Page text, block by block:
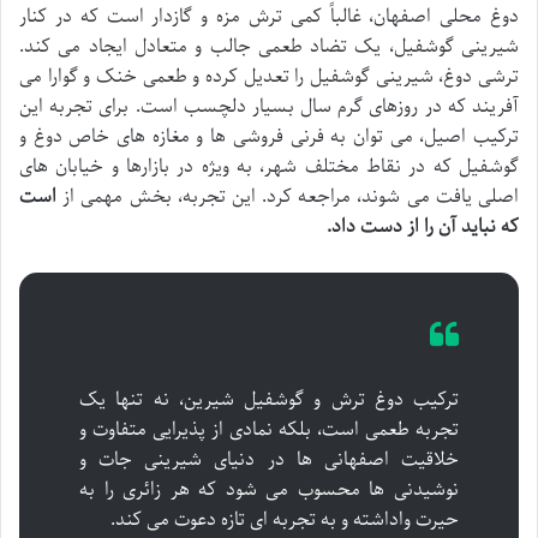
دوغ محلی اصفهان، غالباً کمی ترش مزه و گازدار است که در کنار
شیرینی گوشفیل، یک تضاد طعمی جالب و متعادل ایجاد می کند.
ترشی دوغ، شیرینی گوشفیل را تعدیل کرده و طعمی خنک و گوارا می
آفریند که در روزهای گرم سال بسیار دلچسب است. برای تجربه این
ترکیب اصیل، می توان به فرنی فروشی ها و مغازه های خاص دوغ و
گوشفیل که در نقاط مختلف شهر، به ویژه در بازارها و خیابان های
اصلی یافت می شوند، مراجعه کرد. این تجربه، بخش مهمی از است
که نباید آن را از دست داد.
ترکیب دوغ ترش و گوشفیل شیرین، نه تنها یک
تجربه طعمی است، بلکه نمادی از پذیرایی متفاوت و
خلاقیت اصفهانی ها در دنیای شیرینی جات و
نوشیدنی ها محسوب می شود که هر زائری را به
حیرت واداشته و به تجربه ای تازه دعوت می کند.